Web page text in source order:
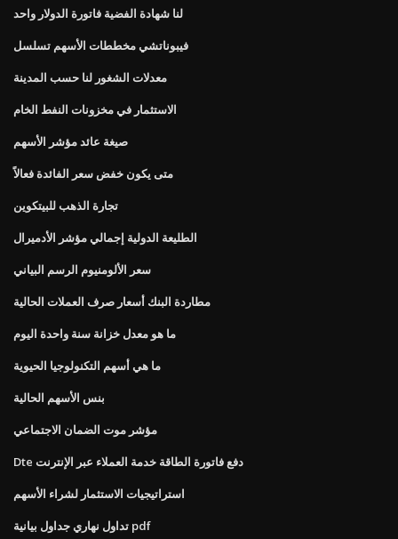
لنا شهادة الفضية فاتورة الدولار واحد
فيبوناتشي مخططات الأسهم تسلسل
معدلات الشغور لنا حسب المدينة
الاستثمار في مخزونات النفط الخام
صيغة عائد مؤشر الأسهم
متى يكون خفض سعر الفائدة فعالاً
تجارة الذهب للبيتكوين
الطليعة الدولية إجمالي مؤشر الأدميرال
سعر الألومنيوم الرسم البياني
مطاردة البنك أسعار صرف العملات الحالية
ما هو معدل خزانة سنة واحدة اليوم
ما هي أسهم التكنولوجيا الحيوية
بنس الأسهم الحالية
مؤشر موت الضمان الاجتماعي
Dte دفع فاتورة الطاقة خدمة العملاء عبر الإنترنت
استراتيجيات الاستثمار لشراء الأسهم
تداول نهاري جداول بيانية pdf